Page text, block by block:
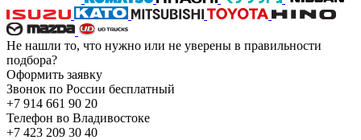
Не нашли то, что нужно или не уверены в правильности
подбора?
Оформить заявку
Звонок по России бесплатный
+7 914 661 90 20
Телефон во Владивостоке
+7 423 209 30 40